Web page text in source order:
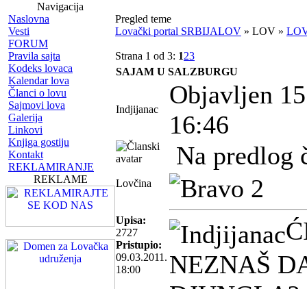
Navigacija
Naslovna
Vesti
FORUM
Pravila sajta
Kodeks lovaca
Kalendar lova
Članci o lovu
Sajmovi lova
Galerija
Linkovi
Knjiga gostiju
Kontakt
REKLAMIRANJE
REKLAME
Pregled teme
Lovački portal SRBIJALOV » LOV »
Strana 1 od 3: 123
SAJAM U SALZBURGU
Indjijanac
Objavljen
16:46
Lovčina
Upisa:
2727
Pristupio:
09.03.2011.
18:00
Na predlog
NEZNAŠ